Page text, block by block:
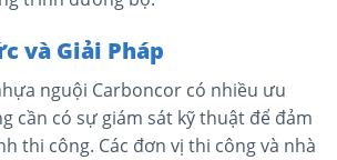
và Giải Pháp
nguội Carboncor có nhiều ưu
cần có sự giám sát kỹ thuật để đảm
thi công. Các đơn vị thi công và nhà